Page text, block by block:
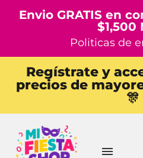
Envio GRATIS en
$1,500
Politicas de
Regístrate y
precios de
🎊